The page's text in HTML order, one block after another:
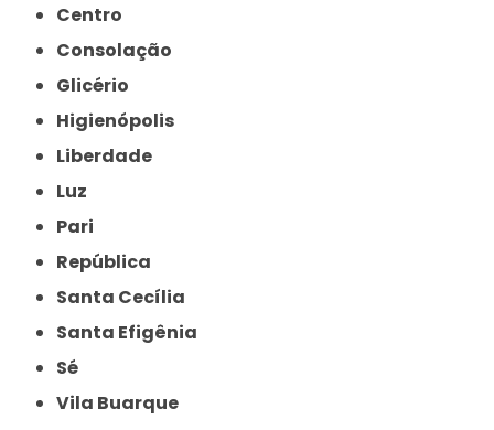
Centro
Consolação
Glicério
Higienópolis
Liberdade
Luz
Pari
República
Santa Cecília
Santa Efigênia
Sé
Vila Buarque